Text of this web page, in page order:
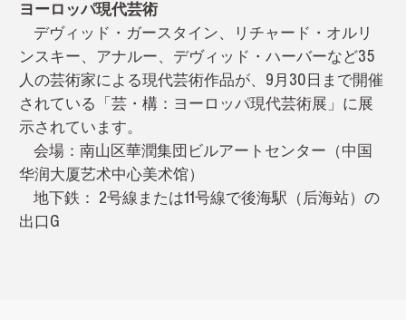
ヨーロッパ現代芸術
デヴィッド・ガースタイン、リチャード・オルリ
ンスキー、アナルー、デヴィッド・ハーバーなど35
人の芸術家による現代芸術作品が、9月30日まで開催
されている「芸・構：ヨーロッパ現代芸術展」に展
示されています。
会場：南山区華潤集団ビルアートセンター（中国
华润大厦艺术中心美术馆）
地下鉄： 2号線または11号線で後海駅（后海站）の
出口G